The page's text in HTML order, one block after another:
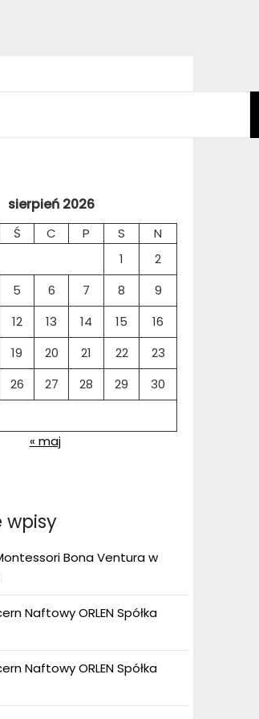
sierpień 2026
Ś C P S
N
1
2
5 6 7 8
9
12 13 14 15
16
19 20 21 22
23
26 27 28 29
30
« maj
wpisy
Bona Ventura w
Naftowy ORLEN Spółka
Naftowy ORLEN Spółka